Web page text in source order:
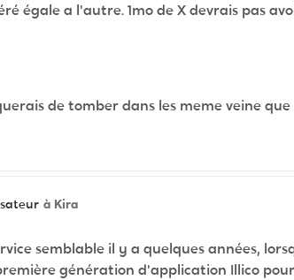
égale a l'autre. 1mo de X devrais pas
de tomber dans les meme veine
à Kira
semblable il y a quelques années,
génération d'application Illico